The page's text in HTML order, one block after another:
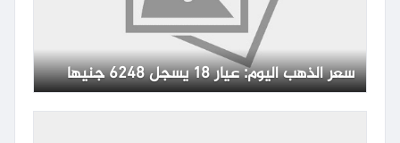
سعر الذهب اليوم: عيار 18 يسجل 6248 جنيها